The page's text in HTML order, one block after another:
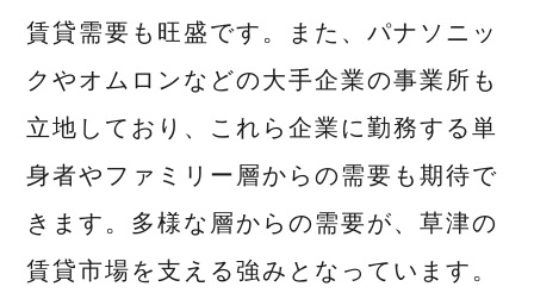
賃貸需要も旺盛です。また、パナソニッ
クやオムロンなどの大手企業の事業所も
立地しており、これら企業に勤務する単
身者やファミリー層からの需要も期待で
きます。多様な層からの需要が、草津の
賃貸市場を支える強みとなっています。